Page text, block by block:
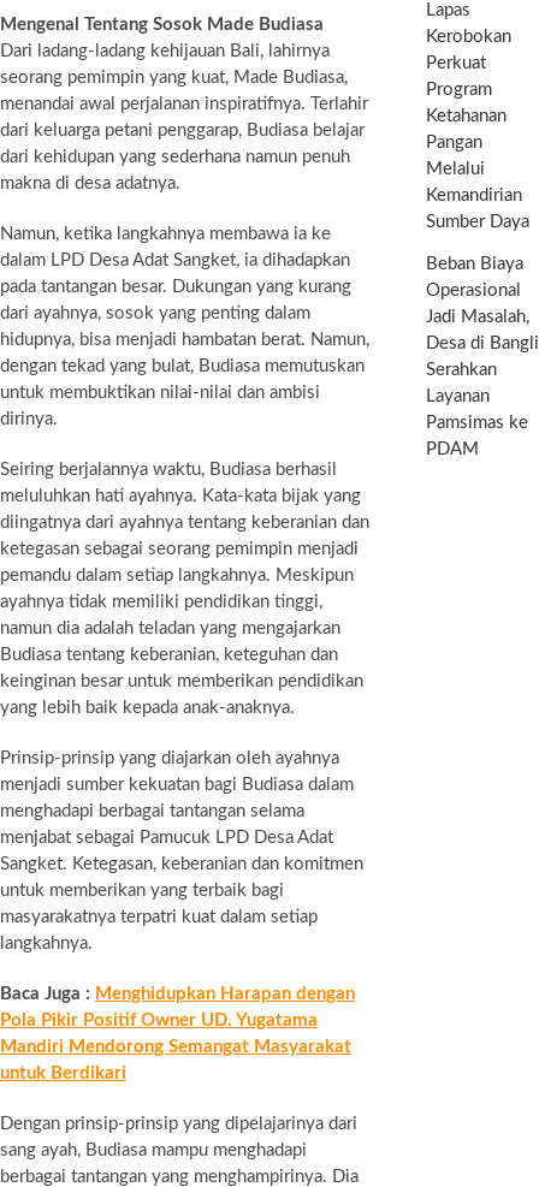
Mengenal Tentang Sosok Made Budiasa
Dari ladang-ladang kehijauan Bali, lahirnya
seorang pemimpin yang kuat, Made Budiasa,
menandai awal perjalanan inspiratifnya. Terlahir
dari keluarga petani penggarap, Budiasa belajar
dari kehidupan yang sederhana namun penuh
makna di desa adatnya.
Namun, ketika langkahnya membawa ia ke
dalam LPD Desa Adat Sangket, ia dihadapkan
pada tantangan besar. Dukungan yang kurang
dari ayahnya, sosok yang penting dalam
hidupnya, bisa menjadi hambatan berat. Namun,
dengan tekad yang bulat, Budiasa memutuskan
untuk membuktikan nilai-nilai dan ambisi
dirinya.
Seiring berjalannya waktu, Budiasa berhasil
meluluhkan hati ayahnya. Kata-kata bijak yang
diingatnya dari ayahnya tentang keberanian dan
ketegasan sebagai seorang pemimpin menjadi
pemandu dalam setiap langkahnya. Meskipun
ayahnya tidak memiliki pendidikan tinggi,
namun dia adalah teladan yang mengajarkan
Budiasa tentang keberanian, keteguhan dan
keinginan besar untuk memberikan pendidikan
yang lebih baik kepada anak-anaknya.
Prinsip-prinsip yang diajarkan oleh ayahnya
menjadi sumber kekuatan bagi Budiasa dalam
menghadapi berbagai tantangan selama
menjabat sebagai Pamucuk LPD Desa Adat
Sangket. Ketegasan, keberanian dan komitmen
untuk memberikan yang terbaik bagi
masyarakatnya terpatri kuat dalam setiap
langkahnya.
Baca Juga : Menghidupkan Harapan dengan
Pola Pikir Positif Owner UD. Yugatama
Mandiri Mendorong Semangat Masyarakat
untuk Berdikari
Dengan prinsip-prinsip yang dipelajarinya dari
sang ayah, Budiasa mampu menghadapi
berbagai tantangan yang menghampirinya. Dia
Lapas
Kerobokan
Perkuat
Program
Ketahanan
Pangan
Melalui
Kemandirian
Sumber Daya
Beban Biaya
Operasional
Jadi Masalah,
Desa di Bangli
Serahkan
Layanan
Pamsimas ke
PDAM